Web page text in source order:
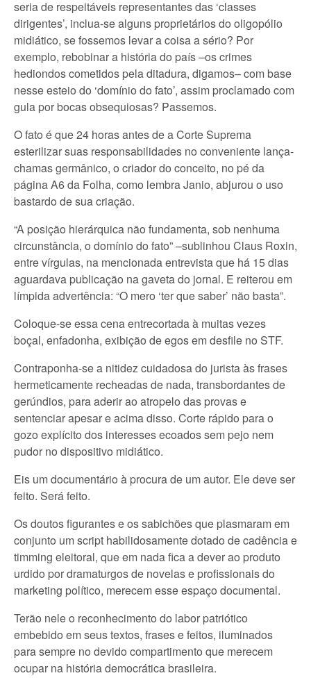
seria de respeitáveis representantes das ‘classes
dirigentes’, inclua-se alguns proprietários do oligopólio
midiático, se fossemos levar a coisa a sério? Por
exemplo, rebobinar a história do país –os crimes
hediondos cometidos pela ditadura, digamos– com base
nesse esteio do ‘domínio do fato’, assim proclamado com
gula por bocas obsequiosas? Passemos.
O fato é que 24 horas antes de a Corte Suprema
esterilizar suas responsabilidades no conveniente lança-
chamas germânico, o criador do conceito, no pé da
página A6 da Folha, como lembra Janio, abjurou o uso
bastardo de sua criação.
“A posição hierárquica não fundamenta, sob nenhuma
circunstância, o domínio do fato” –sublinhou Claus Roxin,
entre vírgulas, na mencionada entrevista que há 15 dias
aguardava publicação na gaveta do jornal. E reiterou em
límpida advertência: “O mero ‘ter que saber’ não basta”.
Coloque-se essa cena entrecortada à muitas vezes
boçal, enfadonha, exibição de egos em desfile no STF.
Contraponha-se a nitidez cuidadosa do jurista às frases
hermeticamente recheadas de nada, transbordantes de
gerúndios, para aderir ao atropelo das provas e
sentenciar apesar e acima disso. Corte rápido para o
gozo explícito dos interesses ecoados sem pejo nem
pudor no dispositivo midiático.
Eis um documentário à procura de um autor. Ele deve ser
feito. Será feito.
Os doutos figurantes e os sabichões que plasmaram em
conjunto um script habilidosamente dotado de cadência e
timming eleitoral, que em nada fica a dever ao produto
urdido por dramaturgos de novelas e profissionais do
marketing político, merecem esse espaço documental.
Terão nele o reconhecimento do labor patriótico
embebido em seus textos, frases e feitos, iluminados
para sempre no devido compartimento que merecem
ocupar na história democrática brasileira.